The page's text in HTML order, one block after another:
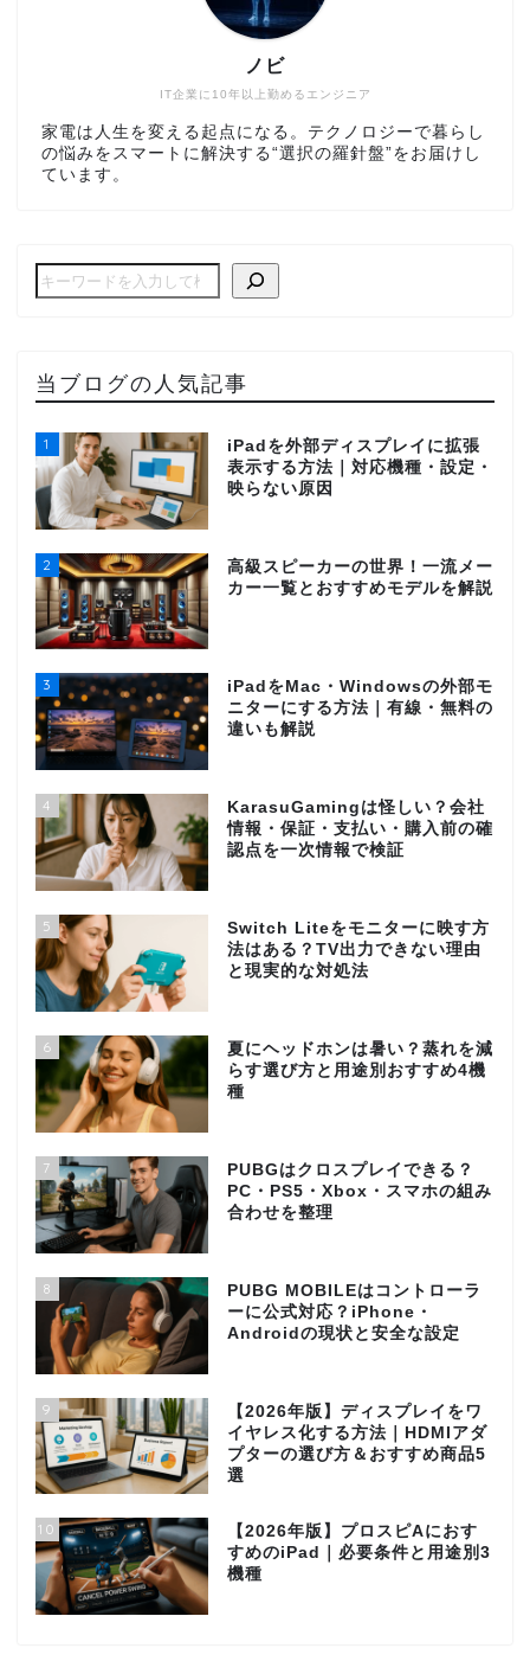
IT企業に10年以上勤めるエンジニア
ノビ
家電は人生を変える起点になる。テクノロジーで暮らし
の悩みをスマートに解決する“選択の羅針盤”をお届けし
ています。
当ブログの人気記事
1
iPadを外部ディスプレイに拡張
表示する方法｜対応機種・設定・
映らない原因
2
高級スピーカーの世界！一流メー
カー一覧とおすすめモデルを解説
3
iPadをMac・Windowsの外部モ
ニターにする方法｜有線・無料の
違いも解説
4
KarasuGamingは怪しい？会社
情報・保証・支払い・購入前の確
認点を一次情報で検証
5
Switch Liteをモニターに映す方
法はある？TV出力できない理由
と現実的な対処法
6
夏にヘッドホンは暑い？蒸れを減
らす選び方と用途別おすすめ4機
種
7
PUBGはクロスプレイできる？
PC・PS5・Xbox・スマホの組み
合わせを整理
8
PUBG MOBILEはコントローラ
ーに公式対応？iPhone・
Androidの現状と安全な設定
9
【2026年版】ディスプレイをワ
イヤレス化する方法｜HDMIアダ
プターの選び方＆おすすめ商品5
選
10
【2026年版】プロスピAにおす
すめのiPad｜必要条件と用途別3
機種